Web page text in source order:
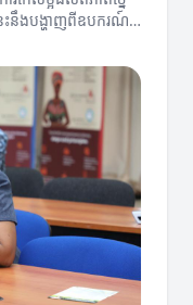
ះនឹងបង្ហាញពីឧបករណ៍